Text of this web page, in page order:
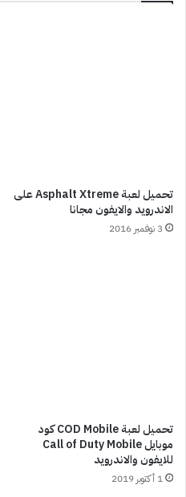
تحميل لعبة Asphalt Xtreme على
الاندرويد والايفون مجانا
3 نوفمبر 2016
تحميل لعبة COD Mobile كود
موبايل Call of Duty Mobile
للايفون والاندرويد
1 أكتوبر 2019